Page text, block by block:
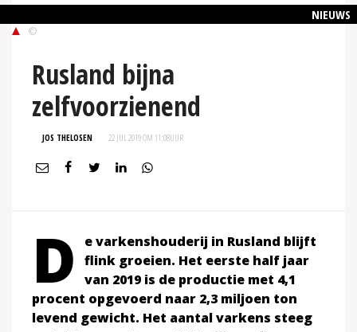
NIEUWS
©
Rusland bijna
zelfvoorzienend
JOS THELOSEN 22 JUL 2019 OM 11:08UUR
D
e varkenshouderij in Rusland blijft
flink groeien. Het eerste half jaar
van 2019 is de productie met 4,1
procent opgevoerd naar 2,3 miljoen ton
levend gewicht. Het aantal varkens steeg